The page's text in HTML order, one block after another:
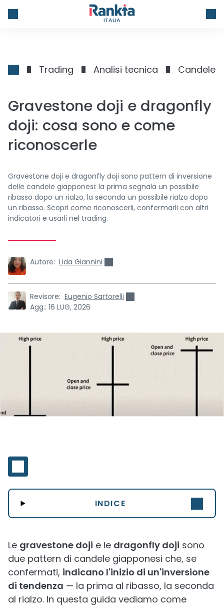
ITALIA
Trading Analisi tecnica Candele
Gravestone doji e dragonfly
doji: cosa sono e come
riconoscerle
Gravestone doji e dragonfly doji sono pattern di inversione
delle candele giapponesi: la prima segnala un possibile
ribasso dopo un rialzo, la seconda un possibile rialzo dopo
un ribasso. Scopri come riconoscerli, confermarli con altri
indicatori e usarli nel trading.
Autore: Lida Giannini
Revisore: Eugenio Sartorelli
Agg.: 16 LUG, 2026
INDICE
Le gravestone doji e le dragonfly doji sono
due pattern di candele giapponesi che, se
confermati, indicano l'inizio di un'inversione
di tendenza — la prima al ribasso, la seconda
al rialzo. In questa guida vediamo come